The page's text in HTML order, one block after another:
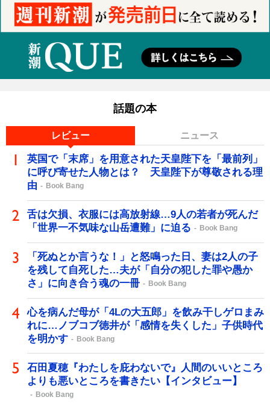
話題の本
レビュー ニュース
英国で「末席」を用意された天皇陛下を「最前列」
に呼び寄せた人物とは？ 天皇陛下が尊敬される理
由
Book Bang
舌は欠損、衣服には高放射線…9人の若者が死んだ
「世界一不気味な山岳遭難」に迫る
Book Bang
「死ぬとか言うな！」と怒鳴った日、妻は2人の子
を残して自死した…夫が「自分の犯した罪や愚か
さ」に向き合う魂の一冊
Book Bang
心を病んだ母が「4Lの大五郎」を飲み干しゲロまみ
れに…ノブコブ徳井が「感情を失くした」子供時代
を明かす
Book Bang
石田夏穂『わたしを庇わないで』人間のいいところ
よりも悪いところを書きたい【インタビュー】
Book Bang